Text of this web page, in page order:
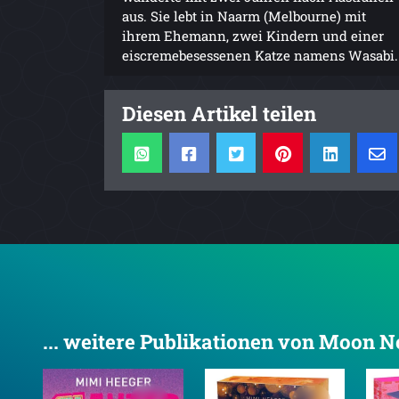
aus. Sie lebt in Naarm (Melbourne) mit
ihrem Ehemann, zwei Kindern und einer
eiscremebesessenen Katze namens Wasabi.
Diesen Artikel teilen
... weitere Publikationen von Moon